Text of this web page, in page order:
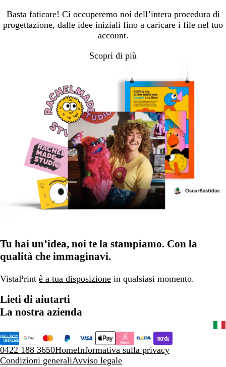
Basta faticare! Ci occuperemo noi dell’intera procedura di
progettazione, dalle idee iniziali fino a caricare i file nel tuo
account.
Scopri di più
Tu hai un’idea, noi te la stampiamo. Con la
qualità che immaginavi.
VistaPrint è a tua disposizione in qualsiasi momento.
Lieti di aiutarti
La nostra azienda
0422 188 3650HomeInformativa sulla privacy
Condizioni generaliAvviso legale